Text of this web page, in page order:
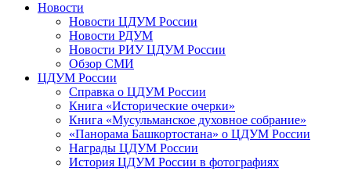
Новости
Новости ЦДУМ России
Новости РДУМ
Новости РИУ ЦДУМ России
Обзор СМИ
ЦДУМ России
Справка о ЦДУМ России
Книга «Исторические очерки»
Книга «Мусульманское духовное собрание»
«Панорама Башкортостана» о ЦДУМ России
Награды ЦДУМ России
История ЦДУМ России в фотографиях